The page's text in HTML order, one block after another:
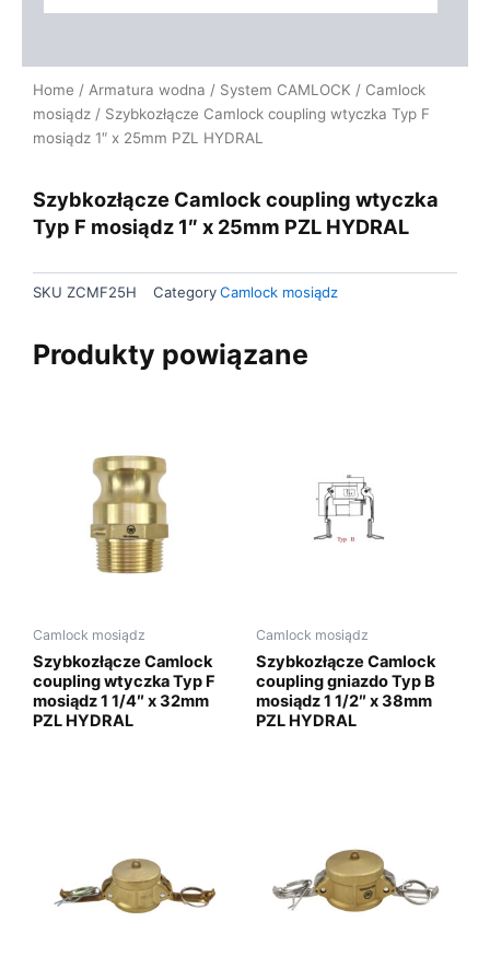
Home / Armatura wodna / System CAMLOCK / Camlock
mosiądz / Szybkozłącze Camlock coupling wtyczka Typ F
mosiądz 1″ x 25mm PZL HYDRAL
Szybkozłącze Camlock coupling wtyczka
Typ F mosiądz 1″ x 25mm PZL HYDRAL
SKU ZCMF25H CategoryCamlock mosiądz
Produkty powiązane
Camlock mosiądz
Szybkozłącze Camlock
coupling wtyczka Typ F
mosiądz 1 1/4″ x 32mm
PZL HYDRAL
Camlock mosiądz
Szybkozłącze Camlock
coupling gniazdo Typ B
mosiądz 1 1/2″ x 38mm
PZL HYDRAL